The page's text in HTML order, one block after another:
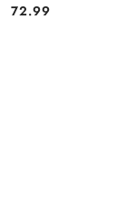
Cena:
72.99